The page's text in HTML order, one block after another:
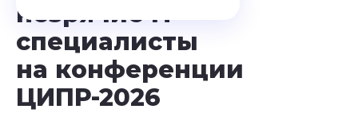
незрячие IT-
специалисты
на конференции
ЦИПР-2026